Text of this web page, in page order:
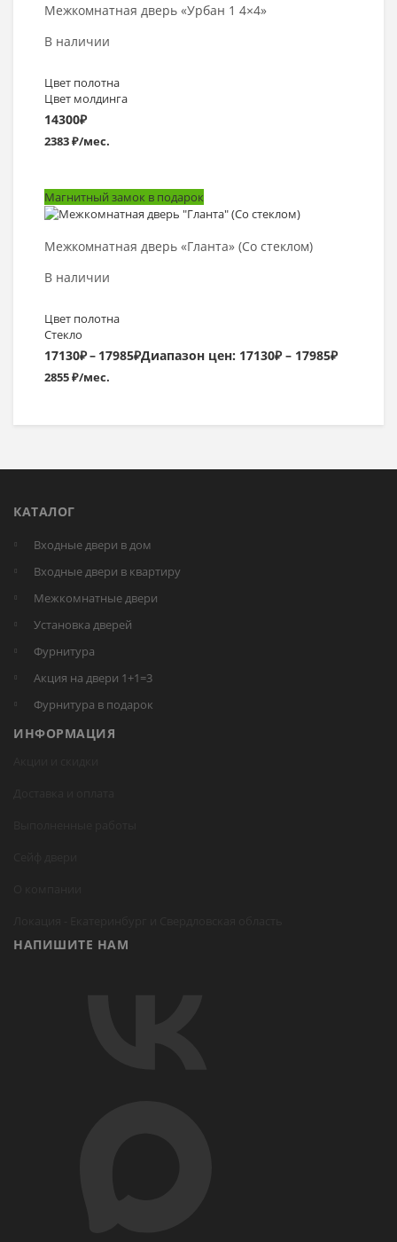
Межкомнатная дверь «Урбан 1 4×4»
В наличии
Цвет полотна
Цвет молдинга
14300₽
2383 ₽/мес.
Магнитный замок в подарок
Межкомнатная дверь «Гланта» (Со стеклом)
В наличии
Цвет полотна
Стекло
17130₽– 17985₽Диапазон цен: 17130₽ – 17985₽
2855 ₽/мес.
Выбрать >
КАТАЛОГ
Входные двери в дом
Входные двери в квартиру
Межкомнатные двери
Установка дверей
Фурнитура
Акция на двери 1+1=3
Фурнитура в подарок
ИНФОРМАЦИЯ
НАПИШИТЕ НАМ